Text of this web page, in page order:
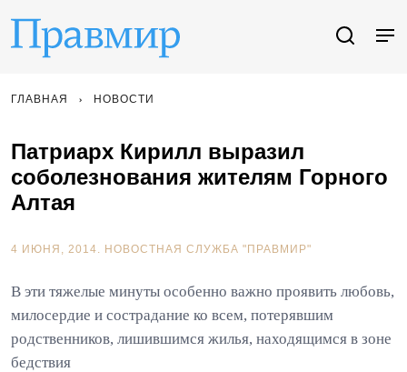
ГЛАВНАЯ НОВОСТИ
Патриарх Кирилл выразил
соболезнования жителям Горного
Алтая
4 ИЮНЯ, 2014. НОВОСТНАЯ СЛУЖБА "ПРАВМИР"
В эти тяжелые минуты особенно важно проявить любовь,
милосердие и сострадание ко всем, потерявшим
родственников, лишившимся жилья, находящимся в зоне
бедствия